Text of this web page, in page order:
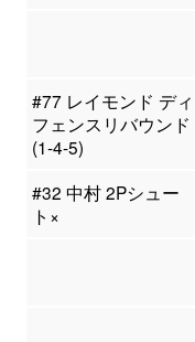
#77 レイモンド ディ
フェンスリバウンド
(1-4-5)
#32 中村 2Pシュー
ト×